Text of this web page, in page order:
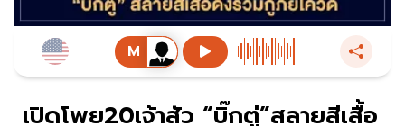
เปิดโพย20เจ้าสัว “บิ๊กตู่”สลายสีเสื้อ